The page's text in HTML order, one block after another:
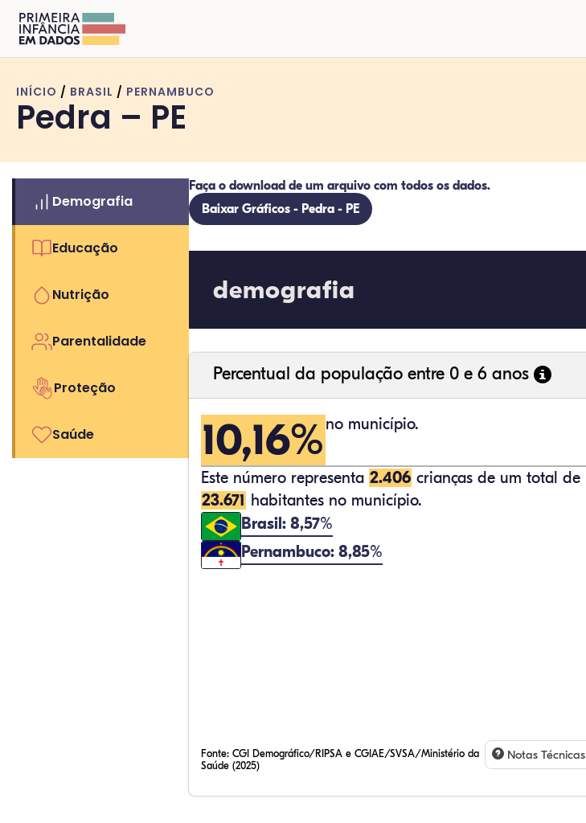
INÍCIO / BRASIL / PERNAMBUCO
Pedra – PE
Demografia
Educação
Nutrição
Parentalidade
Proteção
Saúde
Faça o download de um arquivo com todos os dados.
Baixar Gráficos - Pedra - PE
demografia
Percentual da população entre 0 e 6 anos
10,16% no município.
Este número representa 2.406 crianças de um total de
23.671 habitantes no município.
Brasil: 8,57%
Pernambuco: 8,85%
Fonte: CGI Demográfico/RIPSA e CGIAE/SVSA/Ministério da
Saúde (2025)
Notas Técnicas